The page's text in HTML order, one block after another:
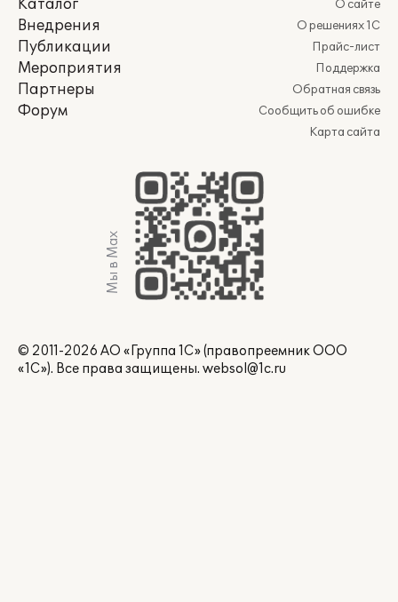
Каталог
Внедрения
Публикации
Мероприятия
Партнеры
Форум
О сайте
О решениях 1С
Прайс-лист
Поддержка
Обратная связь
Сообщить об ошибке
Карта сайта
Мы в Max
© 2011-2026 АО «Группа 1С» (правопреемник ООО
«1С»). Все права защищены. websol@1c.ru